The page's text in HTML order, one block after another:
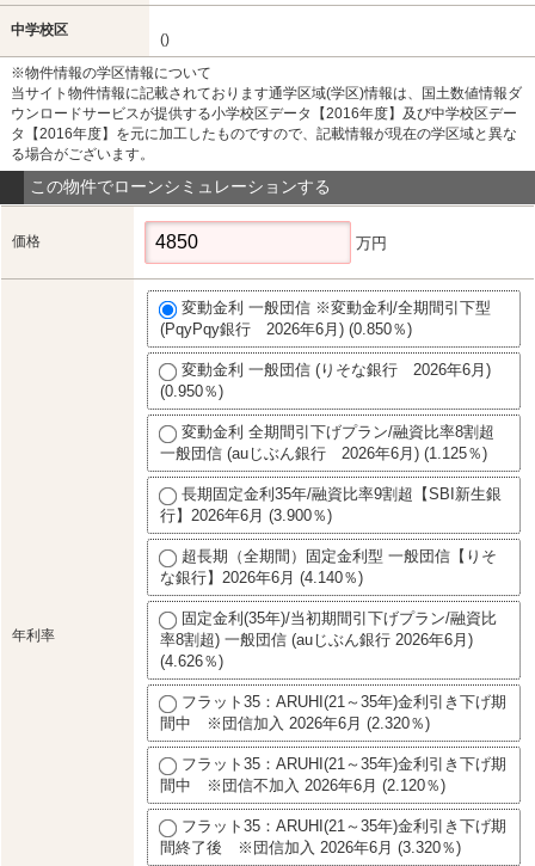
中学校区
()
※物件情報の学区情報について
当サイト物件情報に記載されております通学区域(学区)情報は、国土数値情報ダ
ウンロードサービスが提供する小学校区データ【2016年度】及び中学校区デー
タ【2016年度】を元に加工したものですので、記載情報が現在の学区域と異な
る場合がございます。
この物件でローンシミュレーションする
価格 万円
年利率
変動金利 一般団信 ※変動金利/全期間引下型
(PqyPqy銀行 2026年6月) (0.850％)
変動金利 一般団信 (りそな銀行 2026年6月)
(0.950％)
変動金利 全期間引下げプラン/融資比率8割超
一般団信 (auじぶん銀行 2026年6月) (1.125％)
長期固定金利35年/融資比率9割超【SBI新生銀
行】2026年6月 (3.900％)
超長期（全期間）固定金利型 一般団信【りそ
な銀行】2026年6月 (4.140％)
固定金利(35年)/当初期間引下げプラン/融資比
率8割超) 一般団信 (auじぶん銀行 2026年6月)
(4.626％)
フラット35：ARUHI(21～35年)金利引き下げ期
間中 ※団信加入 2026年6月 (2.320％)
フラット35：ARUHI(21～35年)金利引き下げ期
間中 ※団信不加入 2026年6月 (2.120％)
フラット35：ARUHI(21～35年)金利引き下げ期
間終了後 ※団信加入 2026年6月 (3.320％)